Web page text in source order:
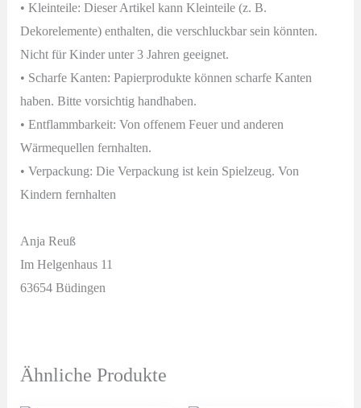
• Kleinteile: Dieser Artikel kann Kleinteile (z. B.
Dekorelemente) enthalten, die verschluckbar sein könnten.
Nicht für Kinder unter 3 Jahren geeignet.
• Scharfe Kanten: Papierprodukte können scharfe Kanten
haben. Bitte vorsichtig handhaben.
• Entflammbarkeit: Von offenem Feuer und anderen
Wärmequellen fernhalten.
• Verpackung: Die Verpackung ist kein Spielzeug. Von
Kindern fernhalten
Anja Reuß
Im Helgenhaus 11
63654 Büdingen
Ähnliche Produkte